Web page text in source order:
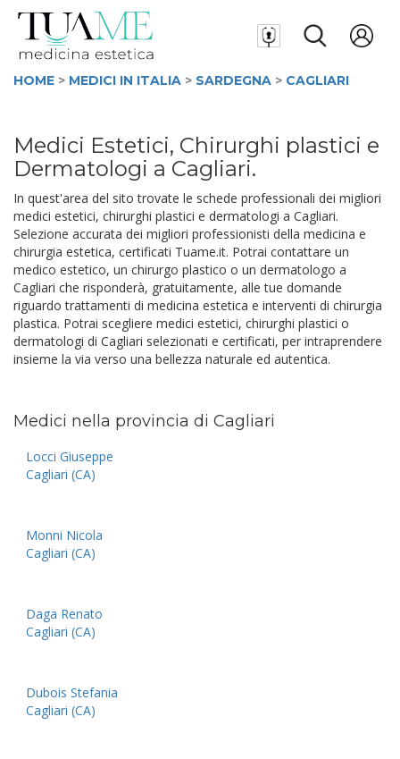
HOME > MEDICI IN ITALIA > SARDEGNA > CAGLIARI
Medici Estetici, Chirurghi plastici e
Dermatologi a Cagliari.
In quest'area del sito trovate le schede professionali dei migliori
medici estetici, chirurghi plastici e dermatologi a Cagliari.
Selezione accurata dei migliori professionisti della medicina e
chirurgia estetica, certificati Tuame.it. Potrai contattare un
medico estetico, un chirurgo plastico o un dermatologo a
Cagliari che risponderà, gratuitamente, alle tue domande
riguardo trattamenti di medicina estetica e interventi di chirurgia
plastica. Potrai scegliere medici estetici, chirurghi plastici o
dermatologi di Cagliari selezionati e certificati, per intraprendere
insieme la via verso una bellezza naturale ed autentica.
Medici nella provincia di Cagliari
Locci Giuseppe
Cagliari (CA)
Monni Nicola
Cagliari (CA)
Daga Renato
Cagliari (CA)
Dubois Stefania
Cagliari (CA)